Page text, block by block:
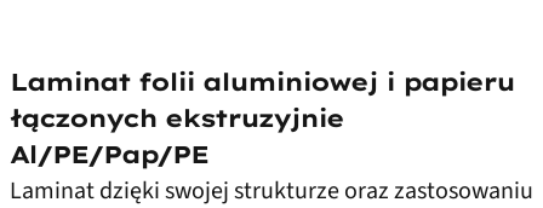
Laminat folii aluminiowej i papieru
łączonych ekstruzyjnie
Al/PE/Pap/PE
Laminat dzięki swojej strukturze oraz zastosowaniu